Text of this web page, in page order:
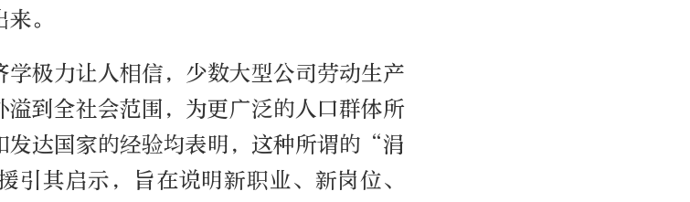
。
极力让人相信，少数大型公司劳动生产
到全社会范围，为更广泛的人口群体所
发达国家的经验均表明，这种所谓的“涓
其启示，旨在说明新职业、新岗位、